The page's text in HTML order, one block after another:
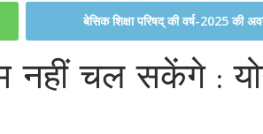
बेसिक शिक्षा परिषद् की वर्ष-2025 की
नहीं चल सकेंगे :